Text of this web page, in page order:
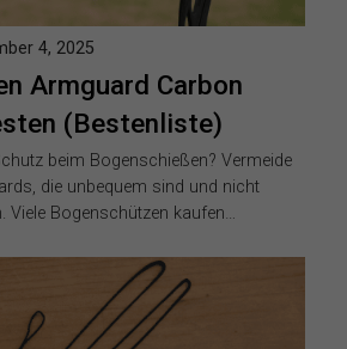
Armguard Carbon
(Bestenliste)
4, 2025
beim Bogenschießen? Vermeide
die unbequem sind und nicht
Viele Bogenschützen kaufen…